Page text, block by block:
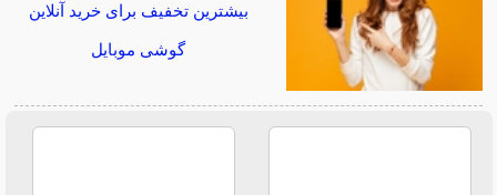
بیشترین تخفیف برای خرید آنلاین
گوشی موبایل